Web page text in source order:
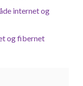
internet og
og fibernet